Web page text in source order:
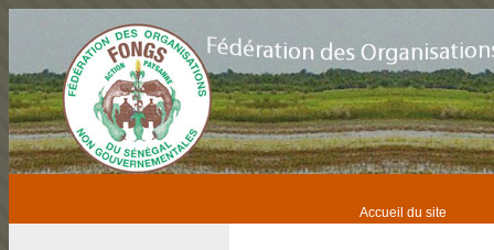
Accueil du site